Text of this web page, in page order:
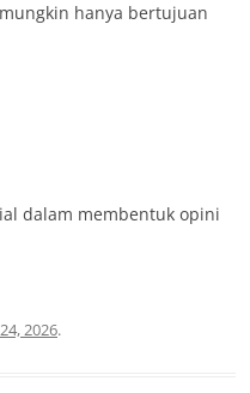
hanya bertujuan
dalam membentuk opini
2026.